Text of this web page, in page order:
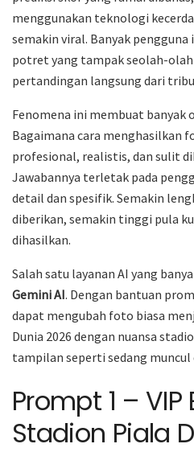
menggunakan teknologi
semakin viral. Banyak
potret yang tampak seolah-olah
pertandingan langsung dari
Fenomena ini membuat banyak
Bagaimana cara menghasilkan
profesional, realistis, dan sulit
Jawabannya terletak pada
detail dan spesifik. Semakin
diberikan, semakin tinggi pula
dihasilkan.
Salah satu layanan AI yang
Gemini AI. Dengan bantuan
dapat mengubah foto biasa
Dunia 2026 dengan nuansa
tampilan seperti sedang
Prompt 1 – VIP
Stadion Piala